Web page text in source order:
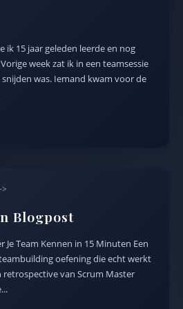
ik 15 jaar geleden leerde en nog
week zat ik in een teamsessie
was. Iemand kwam voor de
Blogpost
Je Team Kennen in 15 Minuten Een
oefening die echt werkt
retrospective van Scrum Master